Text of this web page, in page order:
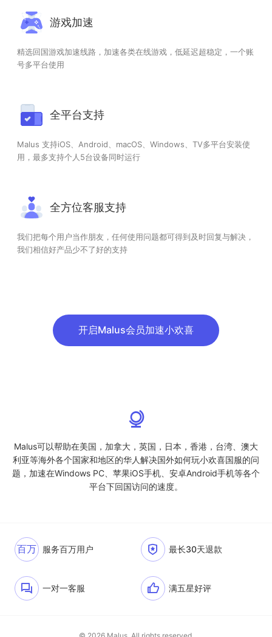
游戏加速
精选回国游戏加速线路，加速各类在线游戏，低延迟超稳定，一个账
号多平台使用
全平台支持
Malus 支持iOS、Android、macOS、Windows、TV多平台安装使
用，最多支持个人5台设备同时运行
全方位客服支持
我们把每个用户当作朋友，任何使用问题都可得到及时回复与解决，
我们相信好产品少不了好的支持
开启Malus会员加速小欢喜
Malus可以帮助在美国，加拿大，英国，日本，香港，台湾、澳大
利亚等海外各个国家和地区的华人解决国外如何玩小欢喜国服的问
题，加速在Windows PC、苹果iOS手机、安卓Android手机等各个
平台下回国访问的速度。
百万 服务百万用户 最长30天退款
一对一客服 满五星好评